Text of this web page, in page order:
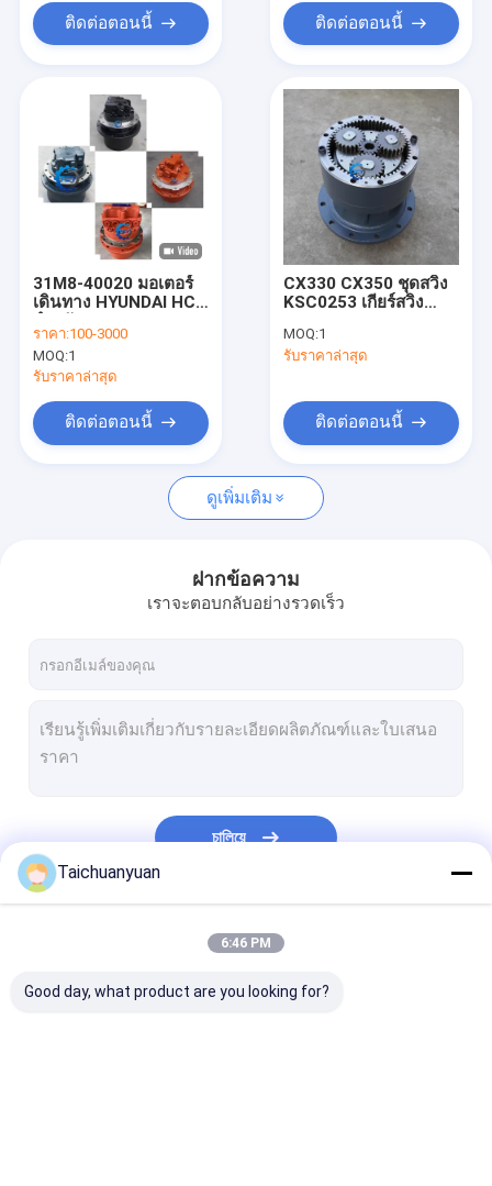
ผลิตภัณฑ์
วิดีโอ
เกี่ยวกับเรา
ควบคุมคุณภาพ
ติดต่อเรา
ข่าว
กล่องเกียร์ลดการเดินทางของรถขุด
ชิ้นส่วนไดรฟ์สุดท้ายของรถขุด
กล่องเกียร์ลดการสวิงของเครื่องขุด
ชิ้นส่วนปั๊มไฮดรอลิกของรถขุด
ผลิตภัณฑ์เครื่องยนต์
เฟืองท้ายติดต่อตอนนี้ ติดต่อตอนนี้
31M8-40020 มอเตอร์
เดินทาง HYUNDAI HCE
R60VS
ราคา:100-3000
MOQ:1
รับราคาล่าสุด
ติดต่อตอนนี้
CX330 CX350 ชุดสวิง
KSC0253 เกียร์สวิง
อุปกรณ์สวิงสำหรับรถขุด
CASE 330
MOQ:1
รับราคาล่าสุด
ติดต่อตอนนี้
ดูเพิ่มเติม
ฝากข้อความ
เราจะตอบกลับอย่างรวดเร็ว
চালিয়ে
Taichuanyuan
6:46 PM
Good day, what product are you looking for?